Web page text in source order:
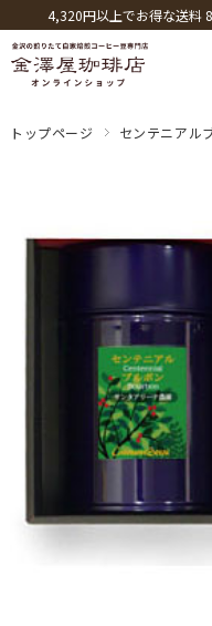
4,320円以上でお得な送料
トップページ センテニアル